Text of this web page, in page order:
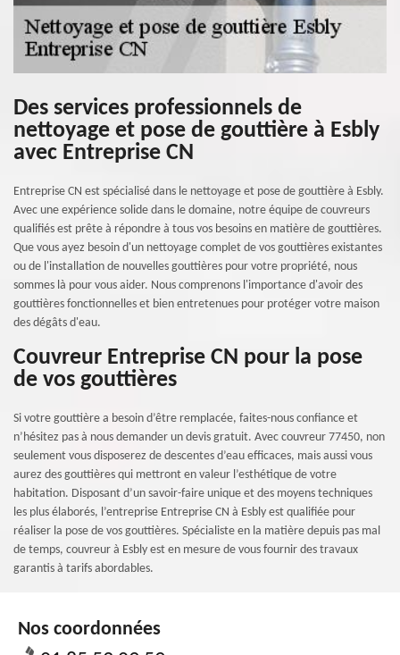
Des services professionnels de
nettoyage et pose de gouttière à Esbly
avec Entreprise CN
Entreprise CN est spécialisé dans le nettoyage et pose de gouttière à Esbly.
Avec une expérience solide dans le domaine, notre équipe de couvreurs
qualifiés est prête à répondre à tous vos besoins en matière de gouttières.
Que vous ayez besoin d'un nettoyage complet de vos gouttières existantes
ou de l'installation de nouvelles gouttières pour votre propriété, nous
sommes là pour vous aider. Nous comprenons l'importance d'avoir des
gouttières fonctionnelles et bien entretenues pour protéger votre maison
des dégâts d'eau.
Couvreur Entreprise CN pour la pose
de vos gouttières
Si votre gouttière a besoin d’être remplacée, faites-nous confiance et
n’hésitez pas à nous demander un devis gratuit. Avec couvreur 77450, non
seulement vous disposerez de descentes d’eau efficaces, mais aussi vous
aurez des gouttières qui mettront en valeur l’esthétique de votre
habitation. Disposant d’un savoir-faire unique et des moyens techniques
les plus élaborés, l’entreprise Entreprise CN à Esbly est qualifiée pour
réaliser la pose de vos gouttières. Spécialiste en la matière depuis pas mal
de temps, couvreur à Esbly est en mesure de vous fournir des travaux
garantis à tarifs abordables.
Nos coordonnées